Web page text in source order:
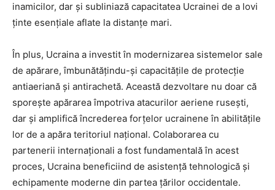
inamicilor, dar și subliniază capacitatea Ucrainei de a lovi
ținte esențiale aflate la distanțe mari.
În plus, Ucraina a investit în modernizarea sistemelor sale
de apărare, îmbunătățindu-și capacitățile de protecție
antiaeriană și antirachetă. Această dezvoltare nu doar că
sporește apărarea împotriva atacurilor aeriene rusești,
dar și amplifică încrederea forțelor ucrainene în abilitățile
lor de a apăra teritoriul național. Colaborarea cu
partenerii internaționali a fost fundamentală în acest
proces, Ucraina beneficiind de asistență tehnologică și
echipamente moderne din partea țărilor occidentale.